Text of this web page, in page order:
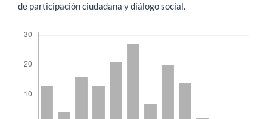
de participación ciudadana y diálogo social.